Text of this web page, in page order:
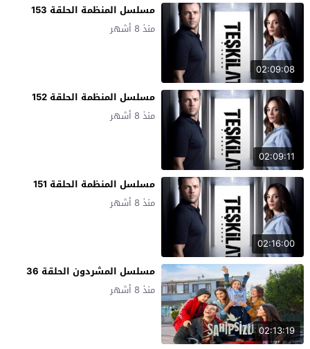
02:09:08
مسلسل المنظمة الحلقة 153
منذ 8 أشهر
02:09:11
مسلسل المنظمة الحلقة 152
منذ 8 أشهر
02:16:00
مسلسل المنظمة الحلقة 151
منذ 8 أشهر
02:13:19
مسلسل المشردون الحلقة 36
منذ 8 أشهر